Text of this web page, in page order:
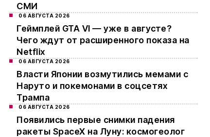
СМИ
06 АВГУСТА 2026
Геймплей GTA VI — уже в августе?
Чего ждут от расширенного показа на
Netflix
06 АВГУСТА 2026
Власти Японии возмутились мемами с
Наруто и покемонами в соцсетях
Трампа
06 АВГУСТА 2026
Появились первые снимки падения
ракеты SpaceX на Луну: космогеолог